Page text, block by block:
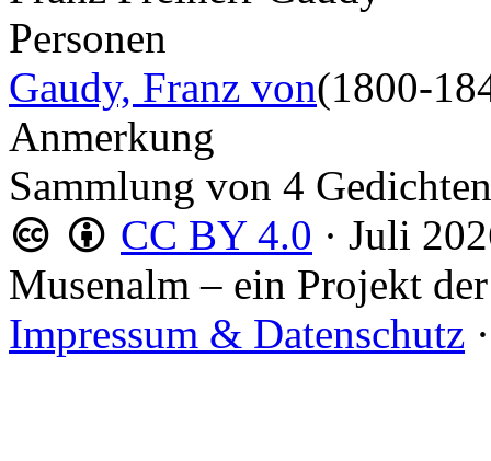
Personen
Gaudy, Franz von(1800-
Anmerkung
Sammlung von 4
CC BY 4.0 · Juli
Musenalm – ein Projekt der
Impressum & Datenschutz ·